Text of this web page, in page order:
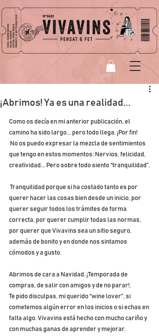
¡Abrimos! Ya es una realidad...
Como os decía en mi anterior publicación, el
camino ha sido largo... pero todo llega. ¡Por fin!
que tengo en estos momentos: Nervios, felicidad,
creatividad... Pero sobre todo siento “tranquilidad”.
Tranquilidad porque si ha costado tanto es por
querer hacer las cosas bien desde un inicio, por
querer seguir todos los trámites de forma
correcta, por querer cumplir todas las normas,
por querer que Vivavins sea un sitio seguro,
además de bonito y en donde nos sintamos
cómodos y a gusto.
Abrimos de cara a Navidad. ¡Temporada de
compras, de salir con amigos y de no parar!.
Te pido disculpas, mi querido “wine lover”, si
cometemos algún error en los inicios o si echas en
falta algo. Vivavins está hecho con mucho cariño y
con muchas ganas de aprender y mejorar.